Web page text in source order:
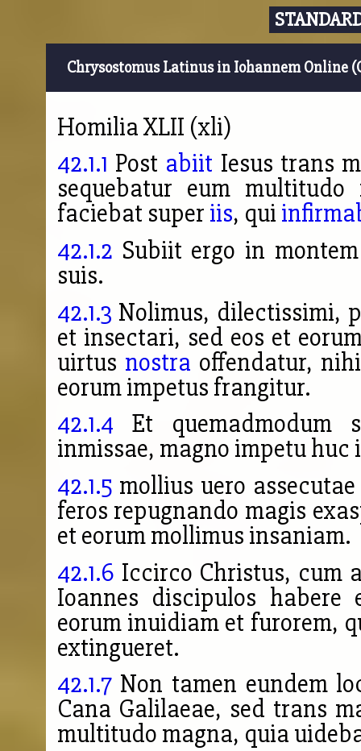
Chrysostomus Latinus in Iohannem Online
Homilia XLII (xli)
42.1.1 Post abiit Iesus trans
sequebatur eum multitudo
faciebat super iis, qui
42.1.2 Subiit ergo in
suis.
42.1.3 Nolimus, dilectissimi,
et insectari, sed eos et
uirtus nostra offendatur,
eorum impetus frangitur.
42.1.4 Et quemadmodum
inmissae, magno impetu
42.1.5 mollius uero
feros repugnando magis
et eorum mollimus insaniam.
42.1.6 Iccirco Christus, cum
Ioannes discipulos
eorum inuidiam et furorem,
extingueret.
42.1.7Non tamen eundem
Cana Galilaeae, sed trans
multitudo magna, quia